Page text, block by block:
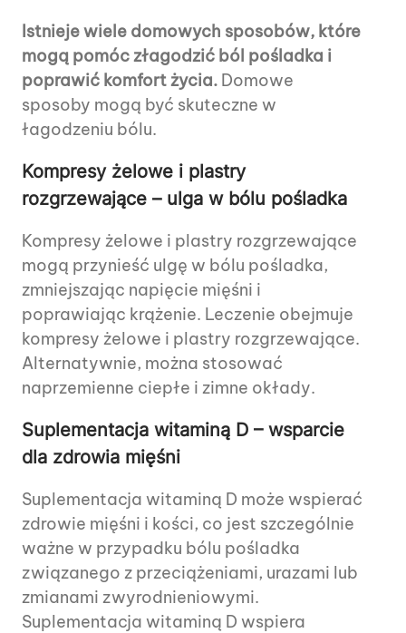
Istnieje wiele domowych sposobów, które
mogą pomóc złagodzić ból pośladka i
poprawić komfort życia. Domowe
sposoby mogą być skuteczne w
łagodzeniu bólu.
Kompresy żelowe i plastry
rozgrzewające – ulga w bólu pośladka
Kompresy żelowe i plastry rozgrzewające
mogą przynieść ulgę w bólu pośladka,
zmniejszając napięcie mięśni i
poprawiając krążenie. Leczenie obejmuje
kompresy żelowe i plastry rozgrzewające.
Alternatywnie, można stosować
naprzemienne ciepłe i zimne okłady.
Suplementacja witaminą D – wsparcie
dla zdrowia mięśni
Suplementacja witaminą D może wspierać
zdrowie mięśni i kości, co jest szczególnie
ważne w przypadku bólu pośladka
związanego z przeciążeniami, urazami lub
zmianami zwyrodnieniowymi.
Suplementacja witaminą D wspiera